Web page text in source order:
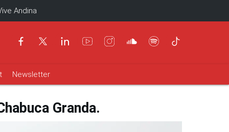
Andina
Newsletter
Granda.